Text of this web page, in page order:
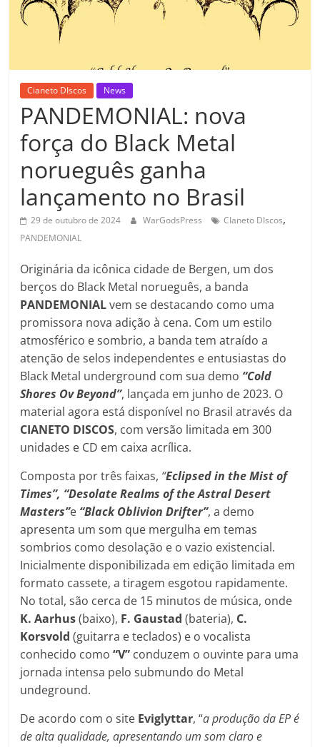
Cianeto DIscos News
PANDEMONIAL: nova
força do Black Metal
norueguês ganha
lançamento no Brasil
29 de outubro de 2024 WarGodsPress CIaneto DIscos,
PANDEMONIAL
Originária da icônica cidade de Bergen, um dos
berços do Black Metal norueguês, a banda
PANDEMONIALvem se destacando como uma
promissora nova adição à cena. Com um estilo
atmosférico e sombrio, a banda tem atraído a
atenção de selos independentes e entusiastas do
Black Metal underground com sua demo “Cold
Shores Ov Beyond”, lançada em junho de 2023. O
material agora está disponível no Brasil através da
CIANETO DISCOS, com versão limitada em 300
unidades e CD em caixa acrílica.
Composta por três faixas, “Eclipsed in the Mist of
Times”, “Desolate Realms of the Astral Desert
Masters”e “Black Oblivion Drifter”, a demo
apresenta um som que mergulha em temas
sombrios como desolação e o vazio existencial.
Inicialmente disponibilizada em edição limitada em
formato cassete, a tiragem esgotou rapidamente.
No total, são cerca de 15 minutos de música, onde
K. Aarhus(baixo), F. Gaustad (bateria), C.
Korsvold (guitarra e teclados) e o vocalista
conhecido como“V” conduzem o ouvinte para uma
jornada intensa pelo submundo do Metal
undeground.
De acordo com o site Eviglyttar, “a produção da EP é
de alta qualidade, apresentando um som claro e